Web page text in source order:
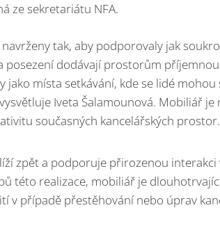
ze sekretariátu NFA.
tak, aby podporovaly jak
posezení dodávají prostorům
jako místa setkávání, kde se lidé
Iveta Šalamounová. Mobiliář je
současných kancelářských prostor.
zpět a podporuje přirozenou
této realizace, mobiliář je
v případě přestěhování nebo úprav